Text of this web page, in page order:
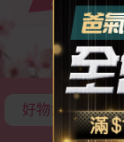
好物大推薦!